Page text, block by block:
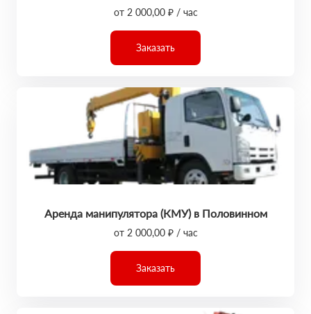
от 2 000,00 ₽ / час
Заказать
Аренда манипулятора (КМУ) в Половинном
от 2 000,00 ₽ / час
Заказать